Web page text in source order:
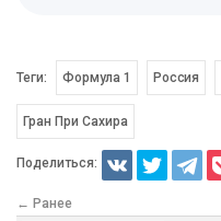
Теги: Формула 1 Россия
Гран При Сахира
Поделиться:
← Ранее